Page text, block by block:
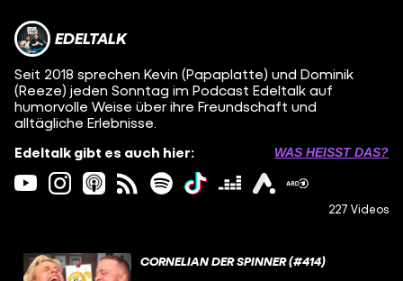
EDELTALK
Seit 2018 sprechen Kevin (Papaplatte) und Dominik
(Reeze) jeden Sonntag im Podcast Edeltalk auf
humorvolle Weise über ihre Freundschaft und
alltägliche Erlebnisse.
Edeltalk gibt es auch hier:
WAS HEISST DAS?
227 Videos
CORNELIAN DER SPINNER (#414)